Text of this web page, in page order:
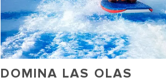
DOMINA LAS OLAS